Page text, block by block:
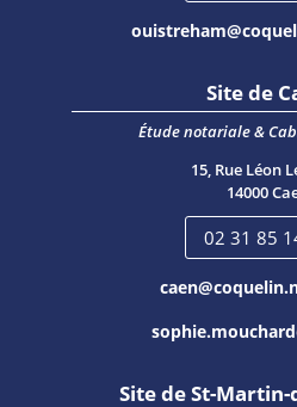
Site de
Étude notariale &
15, Rue Léon
14000
02 31 85
Site de St-